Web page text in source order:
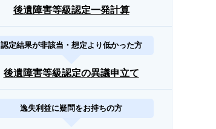
後遺障害等級認定一発計算
認定結果が非該当・想定より低かった方
後遺障害等級認定の異議申立て
逸失利益に疑問をお持ちの方